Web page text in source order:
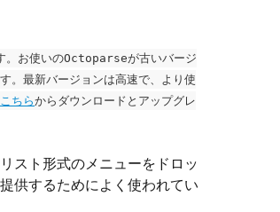
。お使いのOctoparseが古いバージ
。最新バージョンは高速で、より使
こちらからダウンロードとアップグレ
スト形式のメニューをドロッ
供するためによく使われてい